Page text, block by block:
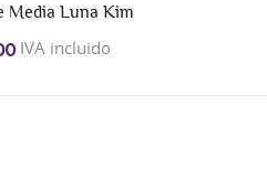
Media Luna Kim
IVA incluido